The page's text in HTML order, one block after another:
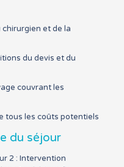
et de la
du devis et du
couvrant les
tous les coûts potentiels
du séjour
2 : Intervention